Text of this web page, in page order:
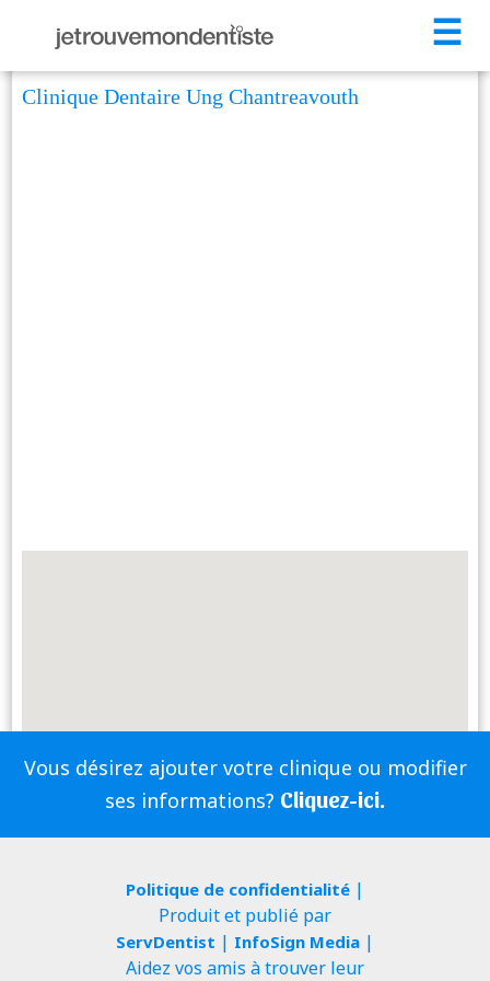
☰
Clinique Dentaire Ung Chantreavouth
Vous désirez ajouter votre clinique ou modifier
ses informations? Cliquez-ici.
Politique de confidentialité|
Produit et publié par
ServDentist | InfoSign Media|
Aidez vos amis à trouver leur